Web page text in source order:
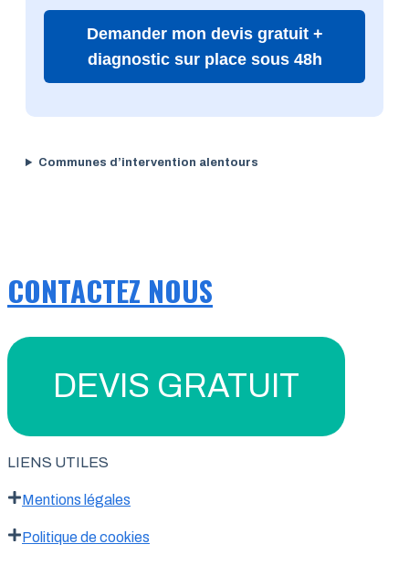
Demander mon devis gratuit +
diagnostic sur place sous 48h
Communes d’intervention alentours
CONTACTEZ NOUS
DEVIS GRATUIT
LIENS UTILES
Mentions légales
Politique de cookies